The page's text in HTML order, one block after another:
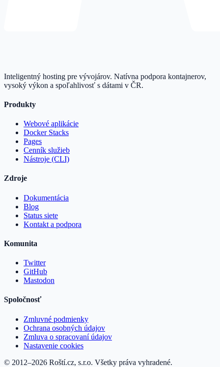
Inteligentný hosting pre vývojárov. Natívna podpora kontajnerov,
vysoký výkon a spoľahlivosť s dátami v ČR.
Produkty
Webové aplikácie
Docker Stacks
Pages
Cenník služieb
Nástroje (CLI)
Zdroje
Dokumentácia
Blog
Status siete
Kontakt a podpora
Komunita
Twitter
GitHub
Mastodon
Spoločnosť
Zmluvné podmienky
Ochrana osobných údajov
Zmluva o spracovaní údajov
Nastavenie cookies
© 2012–2026 Roští.cz, s.r.o. Všetky práva vyhradené.